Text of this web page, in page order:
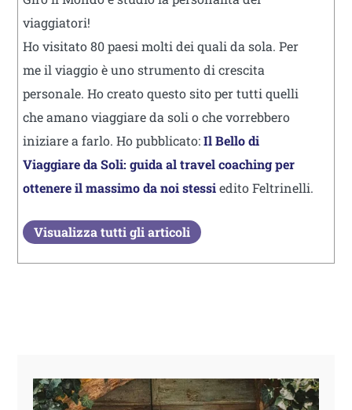
viaggiatori!
Ho visitato 80 paesi molti dei quali da sola. Per
me il viaggio è uno strumento di crescita
personale. Ho creato questo sito per tutti quelli
che amano viaggiare da soli o che vorrebbero
iniziare a farlo. Ho pubblicato:Il Bello di
Viaggiare da Soli: guida al travel coaching per
ottenere il massimo da noi stessiedito Feltrinelli.
Visualizza tutti gli articoli